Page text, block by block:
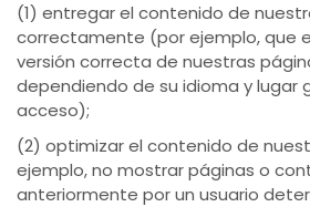
(1) entregar el contenido de
correctamente (por ejemplo, que
versión correcta de nuestras
dependiendo de su idioma y lugar
acceso);
(2) optimizar el contenido de
ejemplo, no mostrar páginas o
anteriormente por un usuario